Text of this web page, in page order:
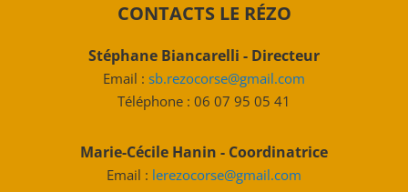
CONTACTS LE RÉZO
Stéphane Biancarelli - Directeur
Email : sb.rezocorse@gmail.com
Téléphone : 06 07 95 05 41
Marie-Cécile Hanin - Coordinatrice
Email : lerezocorse@gmail.com